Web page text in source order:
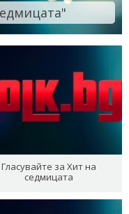
Гласувайте за Хит на
седмицата